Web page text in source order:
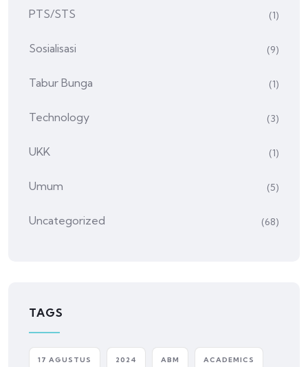
PTS/STS (1)
Sosialisasi (9)
Tabur Bunga (1)
Technology (3)
UKK (1)
Umum (5)
Uncategorized (68)
TAGS
17 AGUSTUS 2024 ABM ACADEMICS